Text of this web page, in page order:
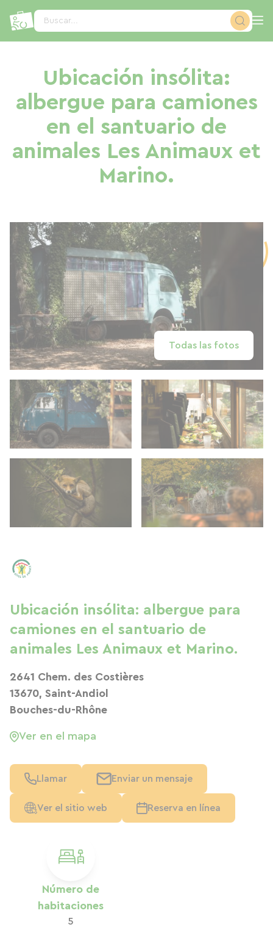
Buscar...
Ubicación insólita:
albergue para camiones
en el santuario de
animales Les Animaux et
Marino.
Todas las fotos
Número de
habitaciones
5
Ubicación insólita: albergue para
camiones en el santuario de
animales Les Animaux et Marino.
2641 Chem. des Costières
13670, Saint-Andiol
Bouches-du-Rhône
Ver en el mapa
Llamar Enviar un mensaje
Ver el sitio web Reserva en línea
Panel de gestión de cookies